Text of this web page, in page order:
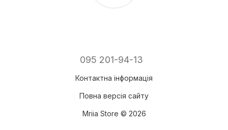
095 201-94-13
Контактна інформація
Повна версія сайту
Mriia Store © 2026